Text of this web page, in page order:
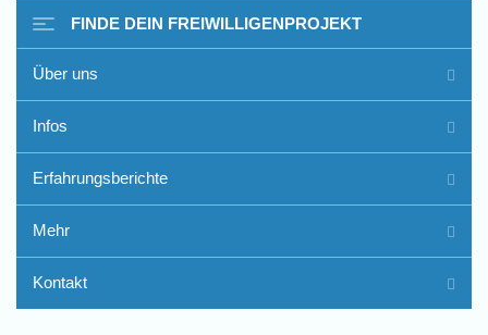
Freiwilligenarbeit im Ausland
- Erfahrungsberichte
FINDE DEIN FREIWILLIGENPROJEKT
Über uns
Infos
Erfahrungsberichte
Mehr
Kontakt